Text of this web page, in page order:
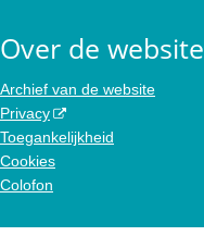
Over de website
Archief van de website
Privacy
Toegankelijkheid
Cookies
Colofon